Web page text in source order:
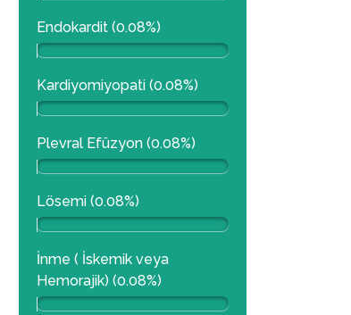
Endokardit (0.08%)
Kardiyomiyopati (0.08%)
Plevral Efüzyon (0.08%)
Lösemi (0.08%)
İnme ( İskemik veya
Hemorajik) (0.08%)